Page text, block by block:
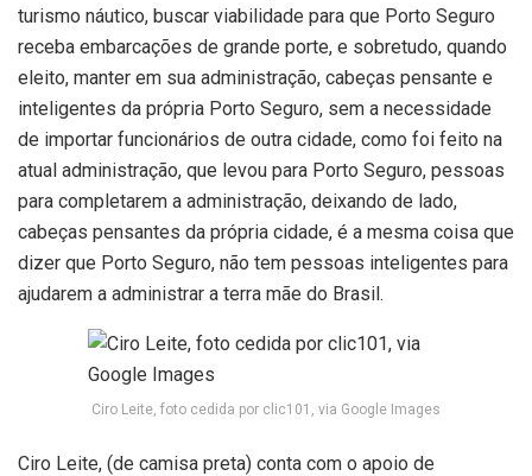
turismo náutico, buscar viabilidade para que Porto Seguro
receba embarcações de grande porte, e sobretudo, quando
eleito, manter em sua administração, cabeças pensante e
inteligentes da própria Porto Seguro, sem a necessidade
de importar funcionários de outra cidade, como foi feito na
atual administração, que levou para Porto Seguro, pessoas
para completarem a administração, deixando de lado,
cabeças pensantes da própria cidade, é a mesma coisa que
dizer que Porto Seguro, não tem pessoas inteligentes para
ajudarem a administrar a terra mãe do Brasil.
Ciro Leite, foto cedida por clic101, via Google Images
Ciro Leite, (de camisa preta) conta com o apoio de